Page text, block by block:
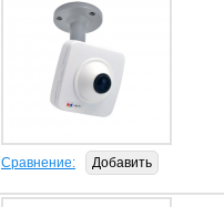
Сравнение: Добавить